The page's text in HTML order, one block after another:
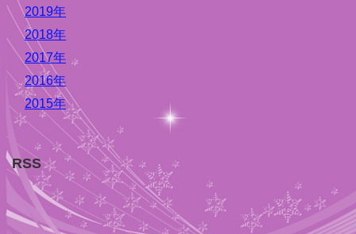
2019年
2018年
2017年
2016年
2015年
RSS